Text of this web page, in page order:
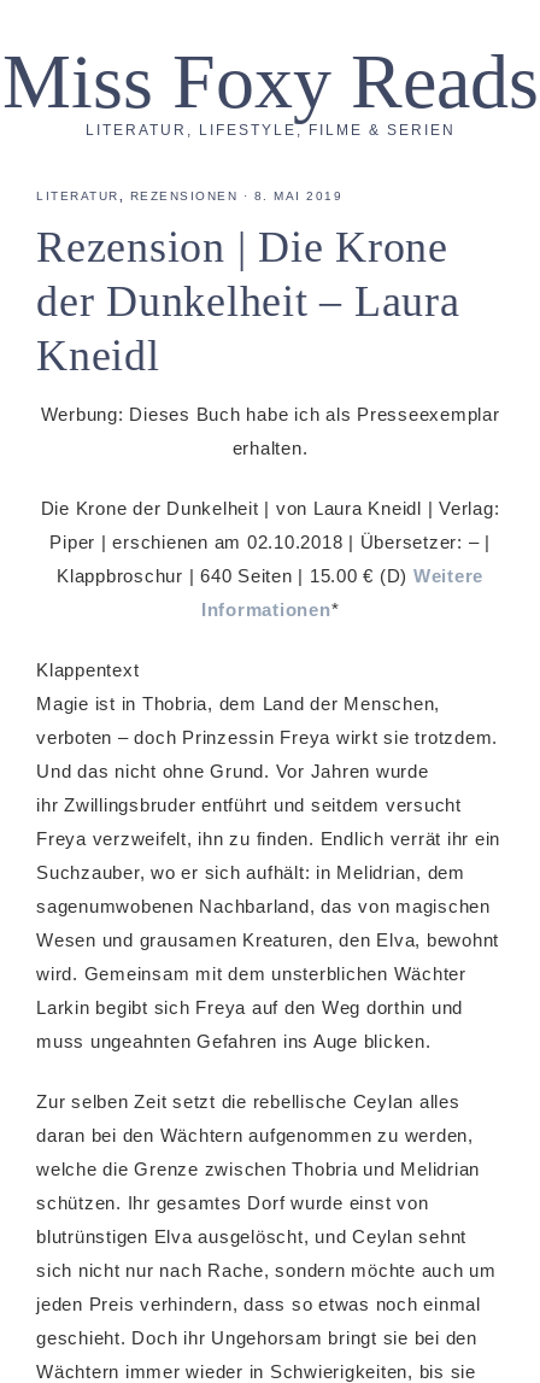
Miss Foxy Reads
LITERATUR, LIFESTYLE, FILME & SERIEN
LITERATUR REZENSIONEN · 8. MAI 2019
Rezension | Die Krone
der Dunkelheit – Laura
Kneidl
Werbung: Dieses Buch habe ich als Presseexemplar
erhalten.
Die Krone der Dunkelheit | von Laura Kneidl | Verlag:
Piper | erschienen am 02.10.2018 | Übersetzer: – |
Klappbroschur | 640 Seiten | 15.00 € (D) Weitere
Informationen*
Klappentext
Magie ist in Thobria, dem Land der Menschen,
verboten – doch Prinzessin Freya wirkt sie trotzdem.
Und das nicht ohne Grund. Vor Jahren wurde
ihr Zwillingsbruder entführt und seitdem versucht
Freya verzweifelt, ihn zu finden. Endlich verrät ihr ein
Suchzauber, wo er sich aufhält: in Melidrian, dem
sagenumwobenen Nachbarland, das von magischen
Wesen und grausamen Kreaturen, den Elva, bewohnt
wird. Gemeinsam mit dem unsterblichen Wächter
Larkin begibt sich Freya auf den Weg dorthin und
muss ungeahnten Gefahren ins Auge blicken.
Zur selben Zeit setzt die rebellische Ceylan alles
daran bei den Wächtern aufgenommen zu werden,
welche die Grenze zwischen Thobria und Melidrian
schützen. Ihr gesamtes Dorf wurde einst von
blutrünstigen Elva ausgelöscht, und Ceylan sehnt
sich nicht nur nach Rache, sondern möchte auch um
jeden Preis verhindern, dass so etwas noch einmal
geschieht. Doch ihr Ungehorsam bringt sie bei den
Wächtern immer wieder in Schwierigkeiten, bis sie